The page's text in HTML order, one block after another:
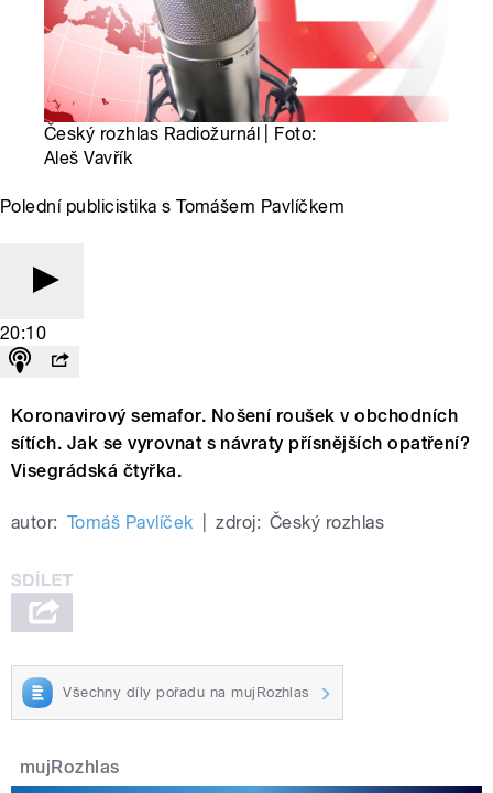
Český rozhlas Radiožurnál | Foto:
Aleš Vavřík
Polední publicistika s Tomášem Pavlíčkem
20:10
Koronavirový semafor. Nošení roušek v obchodních
sítích. Jak se vyrovnat s návraty přísnějších opatření?
Visegrádská čtyřka.
autor: Tomáš Pavlíček zdroj: Český rozhlas
Všechny díly pořadu na mujRozhlas
mujRozhlas